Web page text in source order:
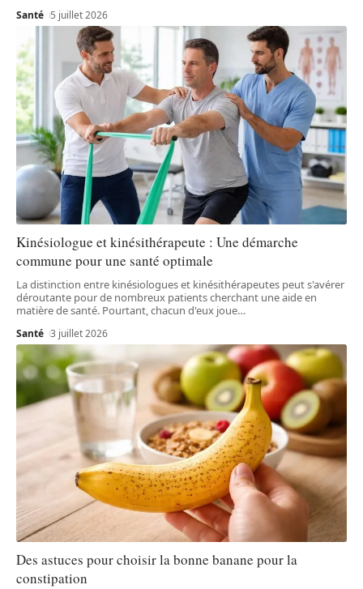
Santé 5 juillet 2026
Kinésiologue et kinésithérapeute : Une démarche
commune pour une santé optimale
La distinction entre kinésiologues et kinésithérapeutes peut s'avérer
déroutante pour de nombreux patients cherchant une aide en
matière de santé. Pourtant, chacun d'eux joue…
Santé 3 juillet 2026
Des astuces pour choisir la bonne banane pour la
constipation